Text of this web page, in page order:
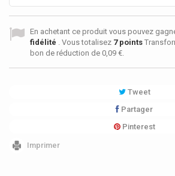
En achetant ce produit vous pouvez
fidélité . Vous totalisez 7points
bon de réduction de 0,09 €.
Tweet
Partager
Pinterest
Imprimer